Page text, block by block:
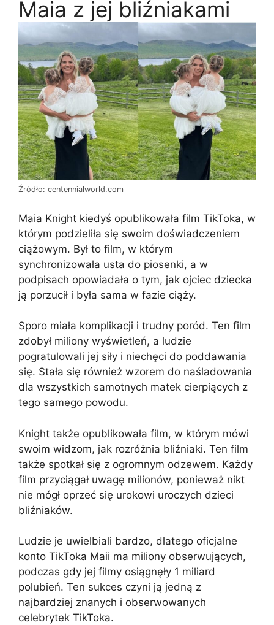
Maia z jej bliźniakami
Źródło: centennialworld.com
Maia Knight kiedyś opublikowała film TikToka, w
którym podzieliła się swoim doświadczeniem
ciążowym. Był to film, w którym
synchronizowała usta do piosenki, a w
podpisach opowiadała o tym, jak ojciec dziecka
ją porzucił i była sama w fazie ciąży.
Sporo miała komplikacji i trudny poród. Ten film
zdobył miliony wyświetleń, a ludzie
pogratulowali jej siły i niechęci do poddawania
się. Stała się również wzorem do naśladowania
dla wszystkich samotnych matek cierpiących z
tego samego powodu.
Knight także opublikowała film, w którym mówi
swoim widzom, jak rozróżnia bliźniaki. Ten film
także spotkał się z ogromnym odzewem. Każdy
film przyciągał uwagę milionów, ponieważ nikt
nie mógł oprzeć się urokowi uroczych dzieci
bliźniaków.
Ludzie je uwielbiali bardzo, dlatego oficjalne
konto TikToka Maii ma miliony obserwujących,
podczas gdy jej filmy osiągnęły 1 miliard
polubień. Ten sukces czyni ją jedną z
najbardziej znanych i obserwowanych
celebrytek TikToka.